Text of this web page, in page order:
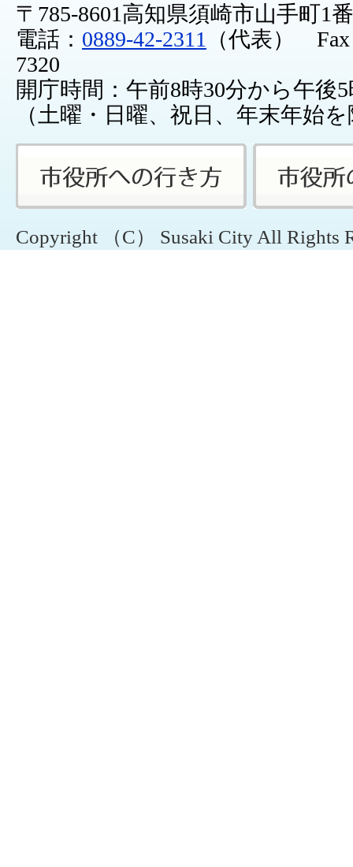
〒785-8601高知県須崎市山手町1
電話： 0889-42-2311
（代表） Fax
7320
開庁時間：午前8時30分から午後
（土曜・日曜、祝日、年末年始
Copyright （C） Susaki City All Rights